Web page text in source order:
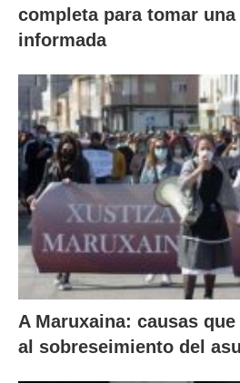
completa para tomar
informada
A Maruxaina: causas
al sobreseimiento del